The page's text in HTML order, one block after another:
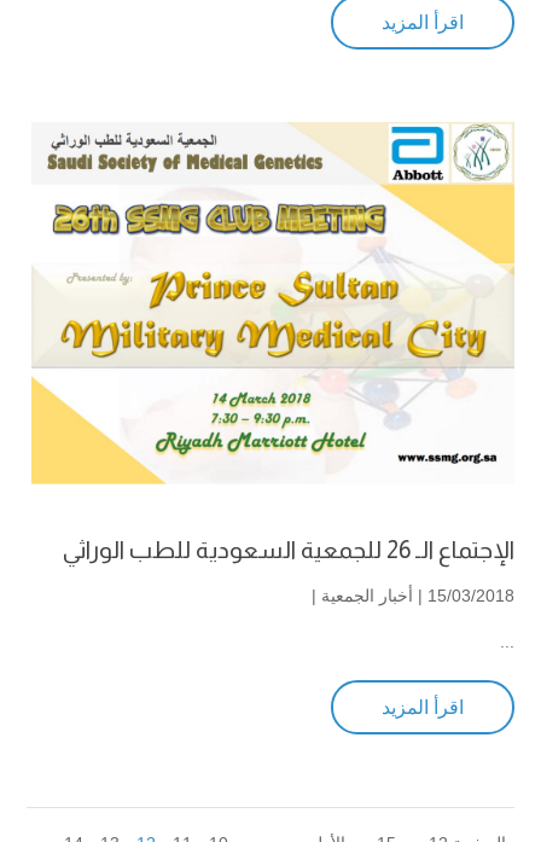
اقرأ المزيد
الإجتماع الـ 26 للجمعية السعودية للطب الوراثي
15/03/2018 | أخبار الجمعية |
اقرأ المزيد